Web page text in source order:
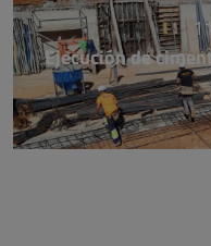
Ejecución de